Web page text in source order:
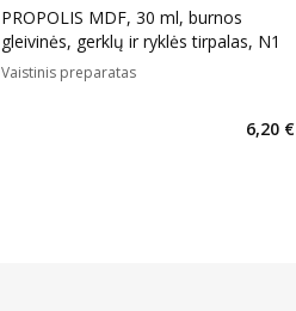
PROPOLIS MDF, 30 ml, burnos
gleivinės, gerklų ir ryklės tirpalas, N1
Vaistinis preparatas
6,20 €